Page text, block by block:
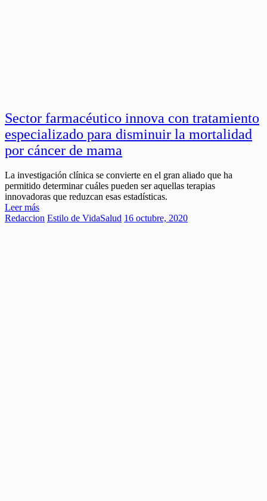
Sector farmacéutico innova con tratamiento
especializado para disminuir la mortalidad
por cáncer de mama
La investigación clínica se convierte en el gran aliado que ha
permitido determinar cuáles pueden ser aquellas terapias
innovadoras que reduzcan esas estadísticas.
Leer más
Redaccion Estilo de VidaSalud 16 octubre, 2020